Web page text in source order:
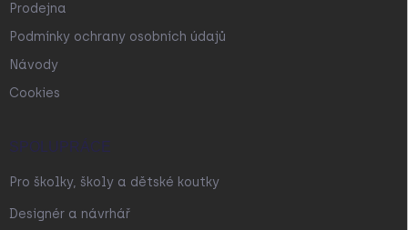
Prodejna
Podmínky ochrany osobních údajů
Návody
Cookies
SPOLUPRÁCE
Pro školky, školy a dětské koutky
Designér a návrhář